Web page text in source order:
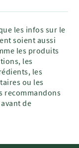
les infos sur le
soient aussi
les produits
les
les
ou les
recommandons
de